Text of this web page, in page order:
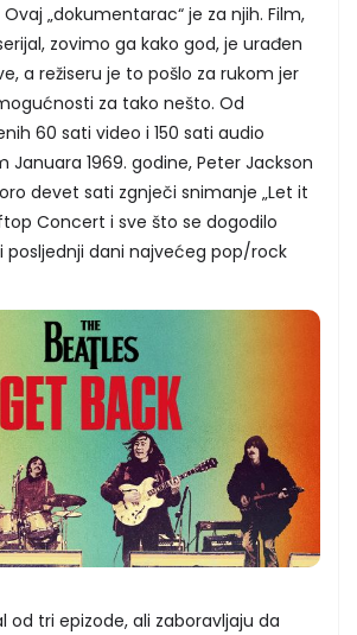
„dokumentarac“ je za njih. Film,
zovimo ga kako god, je urađen
a režiseru je to pošlo za rukom jer
za tako nešto. Od
60 sati video i 150 sati audio
Januara 1969. godine, Peter Jackson
devet sati zgnječi snimanje „Let it
Concert i sve što se dogodilo
posljednji dani najvećeg pop/rock
od tri epizode, ali zaboravljaju da